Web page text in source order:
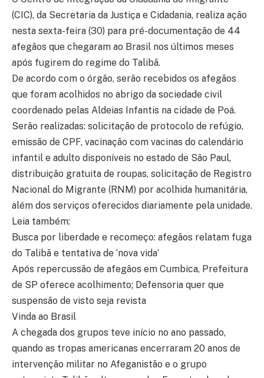
(CIC), da Secretaria da Justiça e Cidadania, realiza ação
nesta sexta-feira (30) para pré-documentação de 44
afegãos que chegaram ao Brasil nos últimos meses
após fugirem do regime do Talibã.
De acordo com o órgão, serão recebidos os afegãos
que foram acolhidos no abrigo da sociedade civil
coordenado pelas Aldeias Infantis na cidade de Poá.
Serão realizadas: solicitação de protocolo de refúgio,
emissão de CPF, vacinação com vacinas do calendário
infantil e adulto disponíveis no estado de São Paul,
distribuição gratuita de roupas, solicitação de Registro
Nacional do Migrante (RNM) por acolhida humanitária,
além dos serviços oferecidos diariamente pela unidade.
Leia também:
Busca por liberdade e recomeço: afegãos relatam fuga
do Talibã e tentativa de ‘nova vida’
Após repercussão de afegãos em Cumbica, Prefeitura
de SP oferece acolhimento; Defensoria quer que
suspensão de visto seja revista
Vinda ao Brasil
A chegada dos grupos teve início no ano passado,
quando as tropas americanas encerraram 20 anos de
intervenção militar no Afeganistão e o grupo